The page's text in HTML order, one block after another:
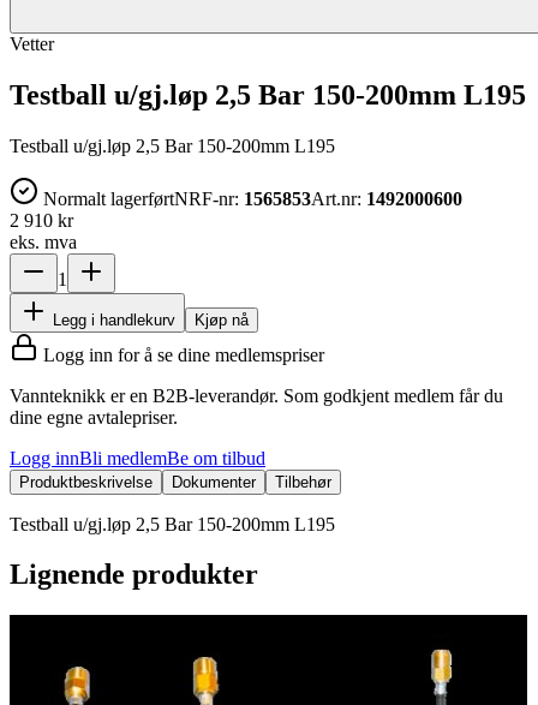
Vetter
Testball u/gj.løp 2,5 Bar 150-200mm L195
Testball u/gj.løp 2,5 Bar 150-200mm L195
Normalt lagerførtNRF-nr: 1565853Art.nr: 1492000600
2 910 kr
eks. mva
1
Legg i handlekurv Kjøp nå
Logg inn for å se dine medlemspriser
Vannteknikk er en B2B-leverandør. Som godkjent medlem får du
dine egne avtalepriser.
Logg innBli medlemBe om tilbud
Produktbeskrivelse Dokumenter Tilbehør
Testball u/gj.løp 2,5 Bar 150-200mm L195
Lignende produkter